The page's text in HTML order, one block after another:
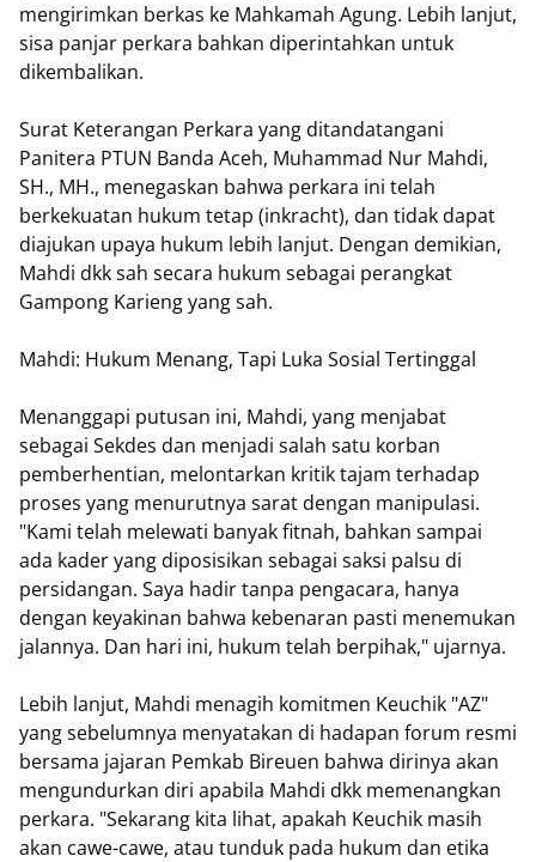
mengirimkan berkas ke Mahkamah Agung. Lebih lanjut,
sisa panjar perkara bahkan diperintahkan untuk
dikembalikan.
Surat Keterangan Perkara yang ditandatangani
Panitera PTUN Banda Aceh, Muhammad Nur Mahdi,
SH., MH., menegaskan bahwa perkara ini telah
berkekuatan hukum tetap (inkracht), dan tidak dapat
diajukan upaya hukum lebih lanjut. Dengan demikian,
Mahdi dkk sah secara hukum sebagai perangkat
Gampong Karieng yang sah.
Mahdi: Hukum Menang, Tapi Luka Sosial Tertinggal
Menanggapi putusan ini, Mahdi, yang menjabat
sebagai Sekdes dan menjadi salah satu korban
pemberhentian, melontarkan kritik tajam terhadap
proses yang menurutnya sarat dengan manipulasi.
"Kami telah melewati banyak fitnah, bahkan sampai
ada kader yang diposisikan sebagai saksi palsu di
persidangan. Saya hadir tanpa pengacara, hanya
dengan keyakinan bahwa kebenaran pasti menemukan
jalannya. Dan hari ini, hukum telah berpihak," ujarnya.
Lebih lanjut, Mahdi menagih komitmen Keuchik "AZ"
yang sebelumnya menyatakan di hadapan forum resmi
bersama jajaran Pemkab Bireuen bahwa dirinya akan
mengundurkan diri apabila Mahdi dkk memenangkan
perkara. "Sekarang kita lihat, apakah Keuchik masih
akan cawe-cawe, atau tunduk pada hukum dan etika